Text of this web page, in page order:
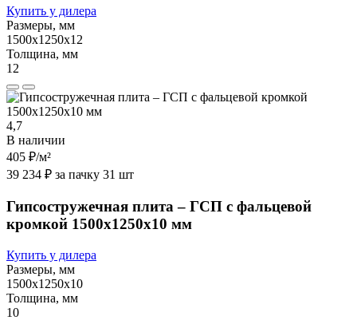
Купить у дилера
Размеры, мм
1500х1250х12
Толщина, мм
12
4,7
В наличии
405 ₽/м²
39 234 ₽ за пачку 31 шт
Гипсостружечная плита – ГСП с фальцевой
кромкой 1500х1250х10 мм
Купить у дилера
Размеры, мм
1500х1250х10
Толщина, мм
10